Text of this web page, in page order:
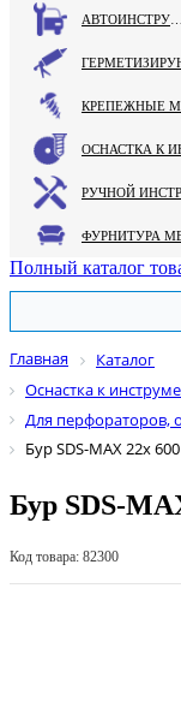
Полный каталог
Главная
Каталог
Оснастка к
Для перфораторов,
Бур SDS-MAX 22х 600
Бур SDS-
Код товара: 82300